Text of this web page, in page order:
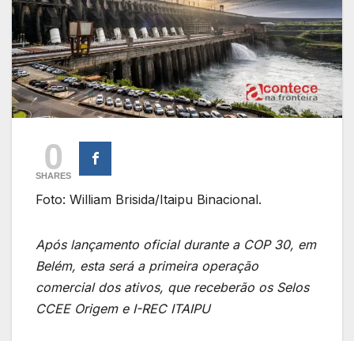
0
SHARES
Foto: William Brisida/Itaipu Binacional.
Após lançamento oficial durante a COP 30, em
Belém, esta será a primeira operação
comercial dos ativos, que receberão os Selos
CCEE Origem e I-REC ITAIPU